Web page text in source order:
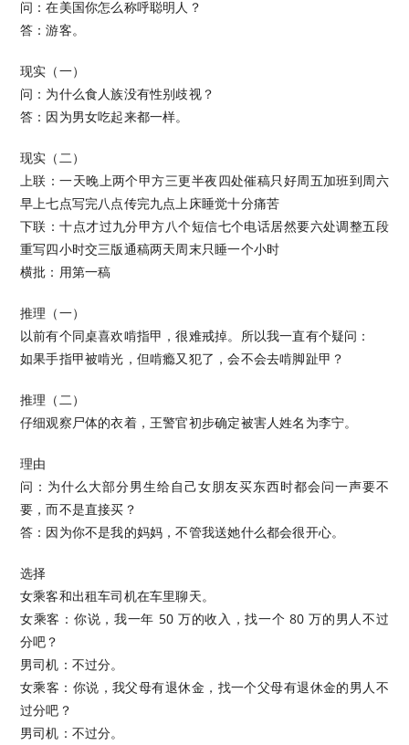
问：在美国你怎么称呼聪明人？
答：游客。
现实（一）
问：为什么食人族没有性别歧视？
答：因为男女吃起来都一样。
现实（二）
上联：一天晚上两个甲方三更半夜四处催稿只好周五加班到周六
早上七点写完八点传完九点上床睡觉十分痛苦
下联：十点才过九分甲方八个短信七个电话居然要六处调整五段
重写四小时交三版通稿两天周末只睡一个小时
横批：用第一稿
推理（一）
以前有个同桌喜欢啃指甲，很难戒掉。所以我一直有个疑问：
如果手指甲被啃光，但啃瘾又犯了，会不会去啃脚趾甲？
推理（二）
仔细观察尸体的衣着，王警官初步确定被害人姓名为李宁。
理由
问：为什么大部分男生给自己女朋友买东西时都会问一声要不
要，而不是直接买？
答：因为你不是我的妈妈，不管我送她什么都会很开心。
选择
女乘客和出租车司机在车里聊天。
女乘客：你说，我一年 50 万的收入，找一个 80 万的男人不过
分吧？
男司机：不过分。
女乘客：你说，我父母有退休金，找一个父母有退休金的男人不
过分吧？
男司机：不过分。